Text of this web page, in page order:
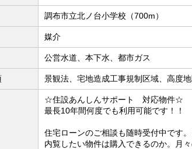
調布市立北ノ台小学校（700m）
媒介
公営水道、本下水、都市ガス
景観法、宅地造成工事規制区域、高度
☆住設あんしんサポート 対応物件☆
最長10年間何度でも利用可能です！！
住宅ローンのご相談も随時受付中です
内覧したい物件は購入できるのか。月